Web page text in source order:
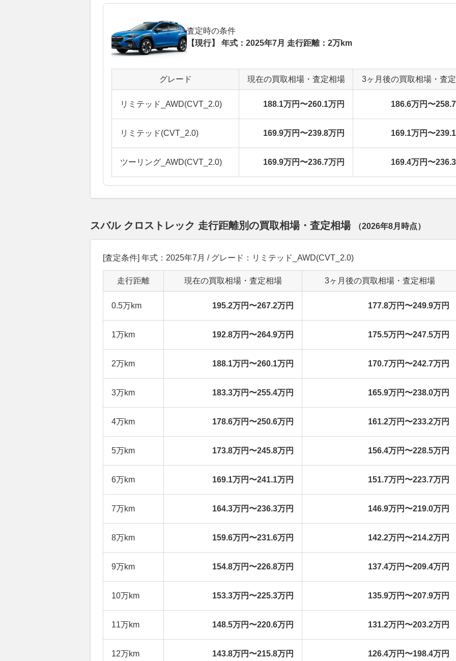
査定時の条件
【現行】 年式：2025年7月 走行距離：2万km
グレード 現在の買取相場・査定相場 3ヶ月後の買取相場・査
リミテッド_AWD(CVT_2.0) 188.1万円〜260.1万円 186.6万円〜
リミテッド(CVT_2.0) 169.9万円〜239.8万円 169.1万円〜
ツーリング_AWD(CVT_2.0) 169.9万円〜236.7万円 169.4万円〜
スバル クロストレック 走行距離別の買取相場・査定相場 （2026年8月 時点）
[査定条件] 年式：2025年7月 / グレード：リミテッド_AWD(CVT_2.0)
走行距離 現在の買取相場・査定相場 3ヶ月後の買取相場・査定相場
0.5万km 195.2万円〜267.2万円 177.8万円〜249.9万円
1万km 192.8万円〜264.9万円 175.5万円〜247.5万円
2万km 188.1万円〜260.1万円 170.7万円〜242.7万円
3万km 183.3万円〜255.4万円 165.9万円〜238.0万円
4万km 178.6万円〜250.6万円 161.2万円〜233.2万円
5万km 173.8万円〜245.8万円 156.4万円〜228.5万円
6万km 169.1万円〜241.1万円 151.7万円〜223.7万円
7万km 164.3万円〜236.3万円 146.9万円〜219.0万円
8万km 159.6万円〜231.6万円 142.2万円〜214.2万円
9万km 154.8万円〜226.8万円 137.4万円〜209.4万円
10万km 153.3万円〜225.3万円 135.9万円〜207.9万円
11万km 148.5万円〜220.6万円 131.2万円〜203.2万円
12万km 143.8万円〜215.8万円 126.4万円〜198.4万円